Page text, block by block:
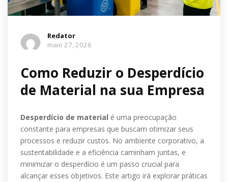
Redator
maio 27, 2026
Como Reduzir o Desperdício
de Material na sua Empresa
Desperdício de material é uma preocupação
constante para empresas que buscam otimizar seus
processos e reduzir custos. No ambiente corporativo, a
sustentabilidade e a eficiência caminham juntas, e
minimizar o desperdício é um passo crucial para
alcançar esses objetivos. Este artigo irá explorar práticas